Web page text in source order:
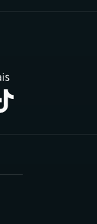
aba)